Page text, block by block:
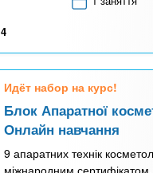
4
Идёт набор на курс!
Блок Апаратної
Онлайн навчання
9 апаратних технік